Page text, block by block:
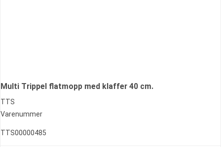
Multi Trippel flatmopp med klaffer 40 cm.
TTS
Varenummer
TTS00000485